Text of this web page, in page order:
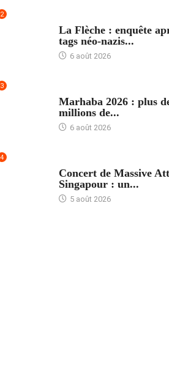
2
La Flèche : enquête
tags néo-nazis...
6 août 2026
3
Marhaba 2026 : plus
millions de...
6 août 2026
4
Concert de Massive
Singapour : un...
5 août 2026